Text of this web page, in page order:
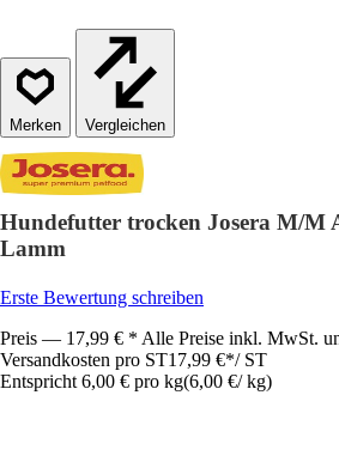
Vergleichen
Hundefutter trocken Josera M/M
Lamm
Erste Bewertung schreiben
Preis — 17,99 € * Alle Preise inkl. MwSt.
Versandkosten pro ST17,99 €*/ ST
Entspricht 6,00 € pro kg(6,00 €/ kg)